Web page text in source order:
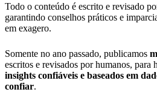
Todo o conteúdo é escrito e revisado
garantindo conselhos práticos e
em exagero.
Somente no ano passado, publicamos
escritos e revisados por humanos, para
insights confiáveis e baseados em
confiar.